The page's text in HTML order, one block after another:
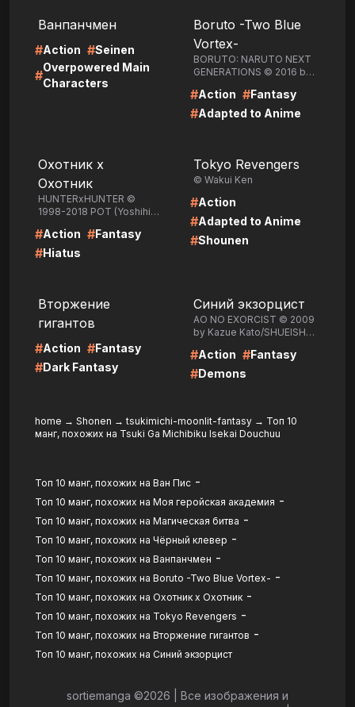
Ванпанчмен
#Action #Seinen
#
Overpowered Main
Characters
Boruto -Two Blue
Vortex-
BORUTO: NARUTO NEXT
GENERATIONS © 2016 by
Kodachi, Mikio
Ikemoto/SHUEISHA Inc.
#Action #Fantasy
#Adapted to Anime
Охотник х
Охотник
HUNTERxHUNTER ©
1998-2018 POT (Yoshihiro
#Action #Fantasy
#Hiatus
Tokyo Revengers
© Wakui Ken
#Action
#Adapted to Anime
#Shounen
Вторжение
гигантов
#Action #Fantasy
#Dark Fantasy
Синий экзорцист
AO NO EXORCIST © 2009
by Kazue Kato/SHUEISHA
#Action #Fantasy
#Demons
home → Shonen → tsukimichi-moonlit-fantasy → Топ 10
манг, похожих на Tsuki Ga Michibiku Isekai Douchuu
Топ 10 манг, похожих на Ван Пис -
Топ 10 манг, похожих на Моя геройская академия -
Топ 10 манг, похожих на Магическая битва -
Топ 10 манг, похожих на Чёрный клевер -
Топ 10 манг, похожих на Ванпанчмен -
Топ 10 манг, похожих на Boruto -Two Blue Vortex- -
Топ 10 манг, похожих на Охотник х Охотник -
Топ 10 манг, похожих на Tokyo Revengers -
Топ 10 манг, похожих на Вторжение гигантов -
Топ 10 манг, похожих на Синий экзорцист
sortiemanga ©2026
Все изображения и